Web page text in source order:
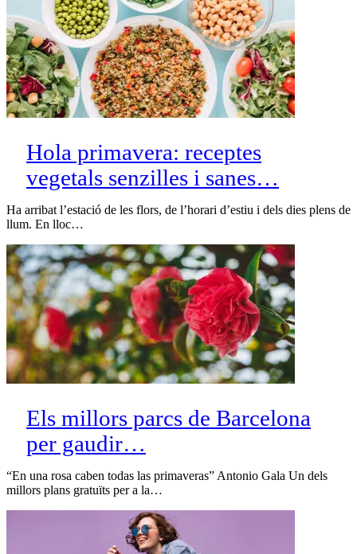
Hola primavera: receptes
vegetals senzilles i sanes…
Ha arribat l’estació de les flors, de l’horari d’estiu i dels dies plens de
llum. En lloc…
Els millors parcs de Barcelona
per gaudir…
“En una rosa caben todas las primaveras” Antonio Gala Un dels
millors plans gratuïts per a la…